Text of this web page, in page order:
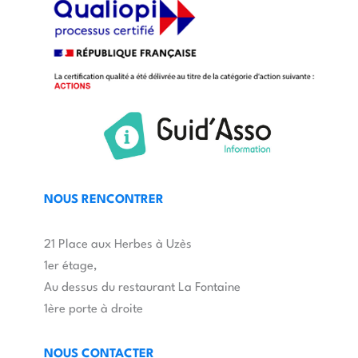
NOUS RENCONTRER
21 Place aux Herbes à Uzès
1er étage,
Au dessus du restaurant La Fontaine
1ère porte à droite
NOUS CONTACTER